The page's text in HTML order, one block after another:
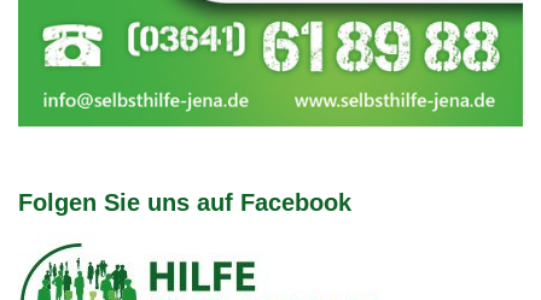
Folgen Sie uns auf Facebook